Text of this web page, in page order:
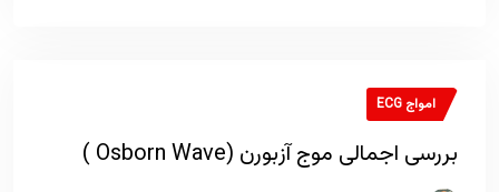
امواج ECG
بررسی اجمالی موج آزبورن (Osborn Wave )